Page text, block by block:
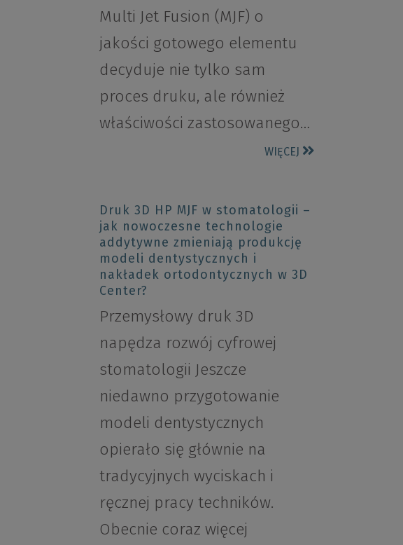
Multi Jet Fusion (MJF) o
jakości gotowego elementu
decyduje nie tylko sam
proces druku, ale również
właściwości zastosowanego…
WIĘCEJ
Druk 3D HP MJF w stomatologii –
jak nowoczesne technologie
addytywne zmieniają produkcję
modeli dentystycznych i
nakładek ortodontycznych w 3D
Center?
Przemysłowy druk 3D
napędza rozwój cyfrowej
stomatologii Jeszcze
niedawno przygotowanie
modeli dentystycznych
opierało się głównie na
tradycyjnych wyciskach i
ręcznej pracy techników.
Obecnie coraz więcej